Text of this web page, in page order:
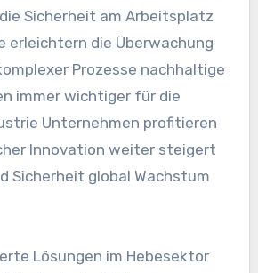
Sicherheit am Arbeitsplatz
erleichtern die Überwachung
Prozesse nachhaltige
immer wichtiger für die
Unternehmen profitieren
Innovation weiter steigert
Sicherheit global Wachstum
Lösungen im Hebesektor